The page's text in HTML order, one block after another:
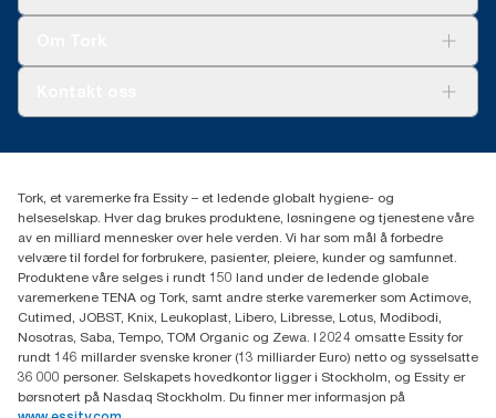
(+47) 22 70 62 00
Fredrik Selmers vei 6
0603 OSLO
Tork, et varemerke fra Essity – et ledende globalt hygiene- og
helseselskap. Hver dag brukes produktene, løsningene og tjenestene våre
av en milliard mennesker over hele verden. Vi har som mål å forbedre
velvære til fordel for forbrukere, pasienter, pleiere, kunder og samfunnet.
Produktene våre selges i rundt 150 land under de ledende globale
varemerkene TENA og Tork, samt andre sterke varemerker som Actimove,
Cutimed, JOBST, Knix, Leukoplast, Libero, Libresse, Lotus, Modibodi,
Nosotras, Saba, Tempo, TOM Organic og Zewa. I 2024 omsatte Essity for
rundt 146 millarder svenske kroner (13 milliarder Euro) netto og sysselsatte
36 000 personer. Selskapets hovedkontor ligger i Stockholm, og Essity er
børsnotert på Nasdaq Stockholm. Du finner mer informasjon på